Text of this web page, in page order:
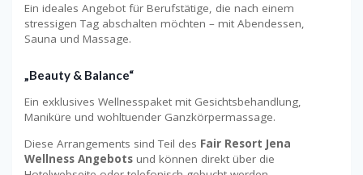
Ein ideales Angebot für Berufstätige, die nach einem
stressigen Tag abschalten möchten – mit Abendessen,
Sauna und Massage.
„Beauty & Balance“
Ein exklusives Wellnesspaket mit Gesichtsbehandlung,
Maniküre und wohltuender Ganzkörpermassage.
Diese Arrangements sind Teil des Fair Resort Jena
Wellness Angebots und können direkt über die